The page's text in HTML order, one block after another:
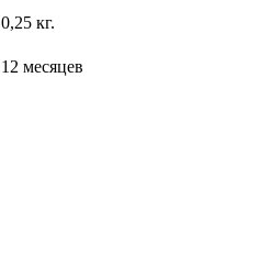
0,25 кг.
12 месяцев